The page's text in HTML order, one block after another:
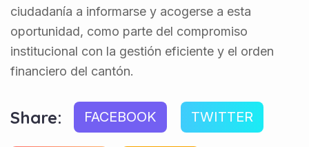
ciudadanía a informarse y acogerse a esta
oportunidad, como parte del compromiso
institucional con la gestión eficiente y el orden
financiero del cantón.
Share: FACEBOOK TWITTER